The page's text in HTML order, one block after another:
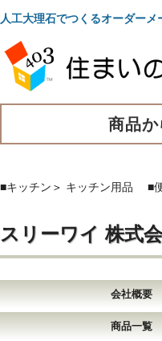
人工大理石でつくるオーダー
商品か
■キッチン ＞ キッチン用品 ■
スリーワイ 株式
会社概要
商品一覧